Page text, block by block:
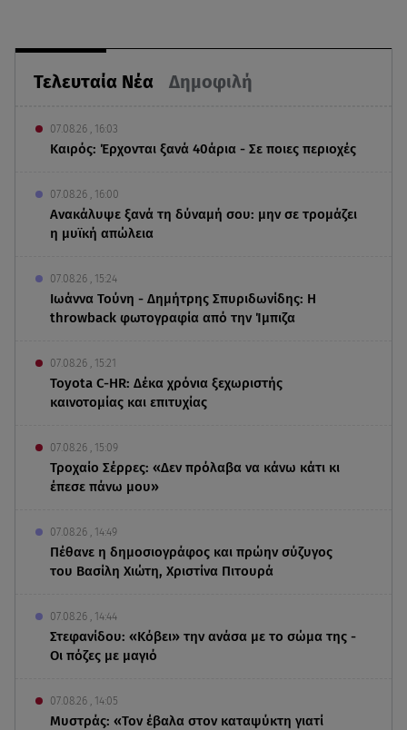
Τελευταία Νέα Δημοφιλή
07.08.26 , 16:03
Καιρός: Έρχονται ξανά 40άρια - Σε ποιες περιοχές
07.08.26 , 16:00
Ανακάλυψε ξανά τη δύναμή σου: μην σε τρομάζει
η μυϊκή απώλεια
07.08.26 , 15:24
Ιωάννα Τούνη - Δημήτρης Σπυριδωνίδης: Η
throwback φωτογραφία από την Ίμπιζα
07.08.26 , 15:21
Toyota C-HR: Δέκα χρόνια ξεχωριστής
καινοτομίας και επιτυχίας
07.08.26 , 15:09
Τροχαίο Σέρρες: «Δεν πρόλαβα να κάνω κάτι κι
έπεσε πάνω μου»
07.08.26 , 14:49
Πέθανε η δημοσιογράφος και πρώην σύζυγος
του Βασίλη Χιώτη, Χριστίνα Πιτουρά
07.08.26 , 14:44
Στεφανίδου: «Κόβει» την ανάσα με το σώμα της -
Οι πόζες με μαγιό
07.08.26 , 14:05
Μυστράς: «Τον έβαλα στον καταψύκτη γιατί